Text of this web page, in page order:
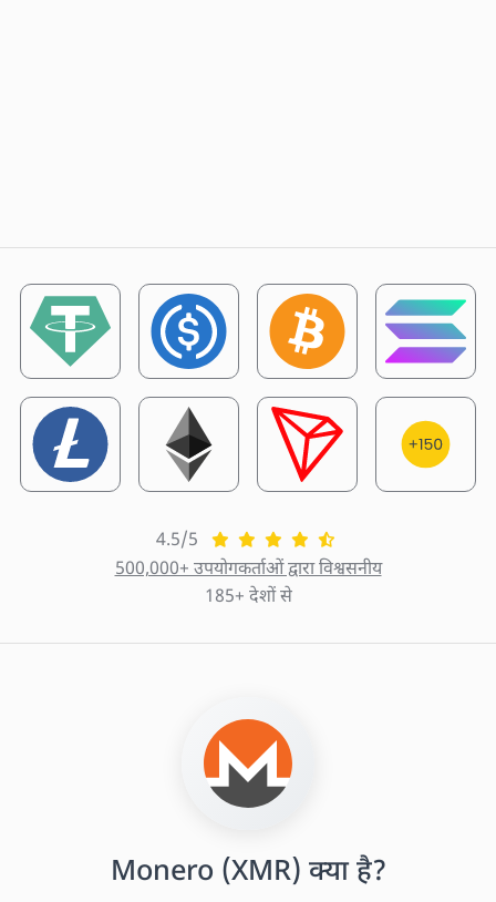
4.5/5
500,000+ उपयोगकर्ताओं द्वारा विश्वसनीय
185+ देशों से
Monero (XMR) क्या है?